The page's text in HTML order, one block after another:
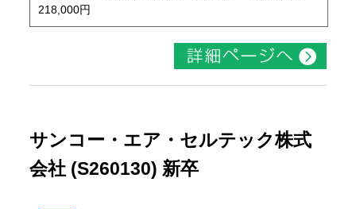
218,000円
サンコー・エア・セルテック株式
会社 (S260130) 新卒